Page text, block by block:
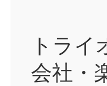
トライ
会社・